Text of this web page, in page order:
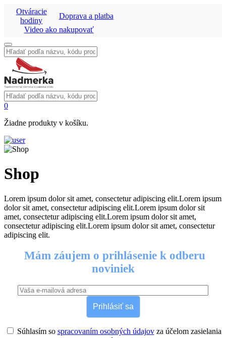
Otváracie
hodiny
Doprava a platba
Video ako nakupovať
Vyhľadať:
Vyhľadať:
0
Žiadne produkty v košíku.
Shop
Lorem ipsum dolor sit amet, consectetur adipiscing elit.Lorem ipsum
dolor sit amet, consectetur adipiscing elit.Lorem ipsum dolor sit
amet, consectetur adipiscing elit.Lorem ipsum dolor sit amet,
consectetur adipiscing elit.Lorem ipsum dolor sit amet, consectetur
adipiscing elit.
Mám záujem o prihlásenie k odberu
noviniek
Prihlásiť sa
Súhlasím so spracovaním osobných údajovza účelom zasielania